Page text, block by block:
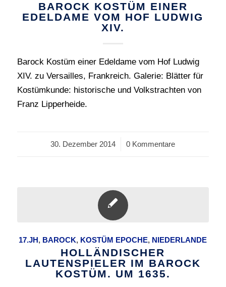
BAROCK KOSTÜM EINER
EDELDAME VOM HOF LUDWIG
XIV.
Barock Kostüm einer Edeldame vom Hof Ludwig
XIV. zu Versailles, Frankreich. Galerie: Blätter für
Kostümkunde: historische und Volkstrachten von
Franz Lipperheide.
30. Dezember 2014
/ 0 Kommentare
17.JH, BAROCK, KOSTÜM EPOCHE, NIEDERLANDE
HOLLÄNDISCHER
LAUTENSPIELER IM BAROCK
KOSTÜM. UM 1635.